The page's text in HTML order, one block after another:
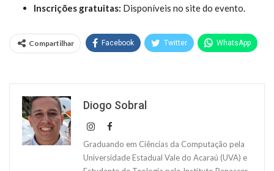
Inscrições gratuitas: Disponíveis no site do evento.
Compartilhar Facebook Twitter WhatsApp
Diogo Sobral
Graduando em Ciências da Computação pela
Universidade Estadual Vale do Acaraú (UVA) e